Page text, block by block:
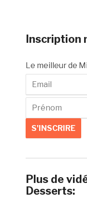
Inscription
Le meilleur de
Plus de
Desserts: